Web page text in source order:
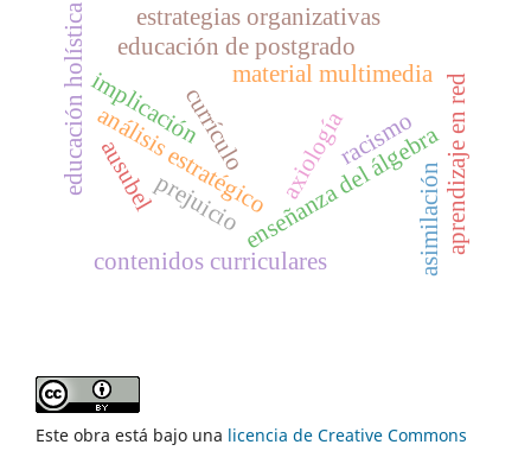
currículo
implicación axiología
material multimedia
enseñanza del álgebra
educación holísticaanálisis estratégico
contenidos curriculares
aprendizaje en red
educación de postgrado
estrategias organizativas
asimilación
racismo
prejuicio
ausubel
Este obra está bajo una licencia de Creative Commons